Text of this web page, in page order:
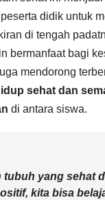
didik untuk
di tengah
bermanfaat bagi
mendorong
sehat dan
di antara siswa.
tubuh yang sehat
kita bisa